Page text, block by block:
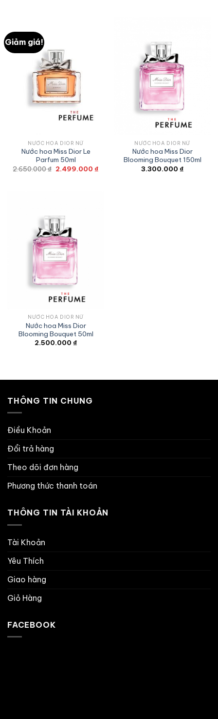
Giảm giá!
NƯỚC HOA DIOR NỮ
Nước hoa Miss Dior Le
Parfum 50ml
2.650.000₫ Giá
2.499.000 ₫Giá
NƯỚC HOA DIOR NỮ
Nước hoa Miss Dior
Blooming Bouquet 150ml
3.300.000 ₫
NƯỚC HOA DIOR NỮ
Nước hoa Miss Dior
Blooming Bouquet 50ml
2.500.000 ₫
THÔNG TIN CHUNG
Điều Khoản
Đổi trả hàng
Theo dõi đơn hàng
Phương thức thanh toán
THÔNG TIN TÀI KHOẢN
Tài Khoản
Yêu Thích
Giao hàng
Giỏ Hàng
FACEBOOK